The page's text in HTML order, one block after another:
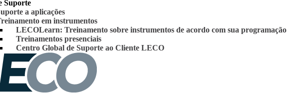
Suporte
a aplicações
em instrumentos
LECOLearn: Treinamento sobre instrumentos de acordo com sua programação
Treinamentos presenciais
Centro Global de Suporte ao Cliente LECO